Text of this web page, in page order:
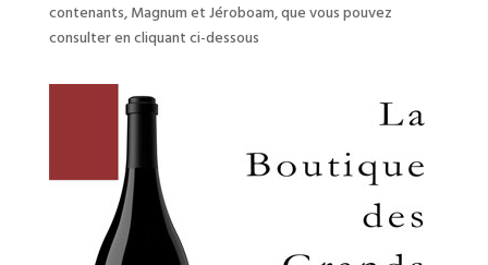
contenants, Magnum et Jéroboam, que vous pouvez
consulter en cliquant ci-dessous